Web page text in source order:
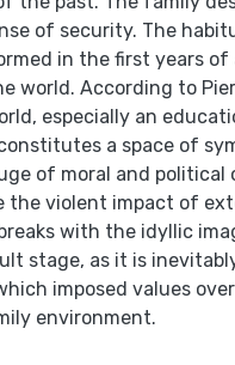
of security. The
in the first years of
world. According to
especially an
a space of
of moral and political
the violent impact of
with the idyllic
stage, as it is
imposed values
environment.